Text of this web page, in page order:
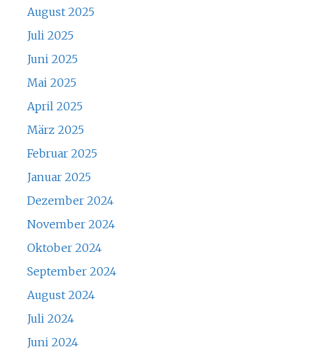
August 2025
Juli 2025
Juni 2025
Mai 2025
April 2025
März 2025
Februar 2025
Januar 2025
Dezember 2024
November 2024
Oktober 2024
September 2024
August 2024
Juli 2024
Juni 2024